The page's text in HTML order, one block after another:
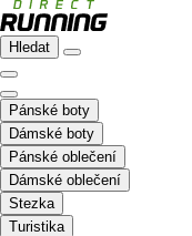
Hledat
Pánské boty
Dámské boty
Pánské oblečení
Dámské oblečení
Stezka
Turistika